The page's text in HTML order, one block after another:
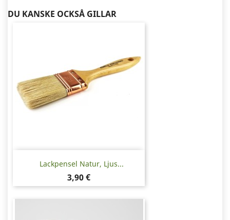
DU KANSKE OCKSÅ GILLAR
Lackpensel Natur, Ljus...
Pris
3,90 €